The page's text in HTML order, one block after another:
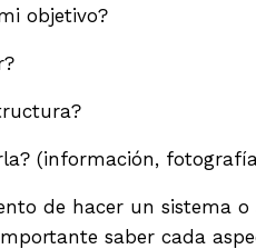
objetivo?
(información,
de hacer un sistema
saber cada